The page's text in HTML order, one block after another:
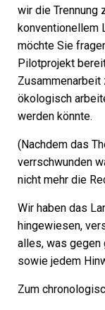
wir die Trennung
konventionellem
möchte Sie
Pilotprojekt
ökologisch
werden könnte.
(Nachdem das
verrschwunden
nicht mehr die
Wir haben das
hingewiesen,
alles, was gegen
sowie jedem
Zum